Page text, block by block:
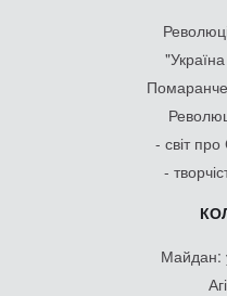
- світ
-
Майдан: